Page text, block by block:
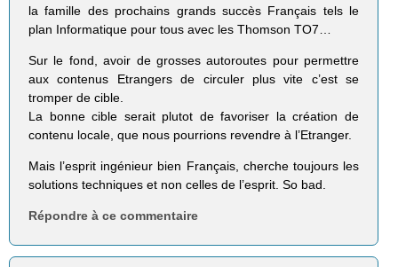
la famille des prochains grands succès Français tels le
plan Informatique pour tous avec les Thomson TO7…
Sur le fond, avoir de grosses autoroutes pour permettre
aux contenus Etrangers de circuler plus vite c’est se
tromper de cible.
La bonne cible serait plutot de favoriser la création de
contenu locale, que nous pourrions revendre à l’Etranger.
Mais l’esprit ingénieur bien Français, cherche toujours les
solutions techniques et non celles de l’esprit. So bad.
Répondre à ce commentaire